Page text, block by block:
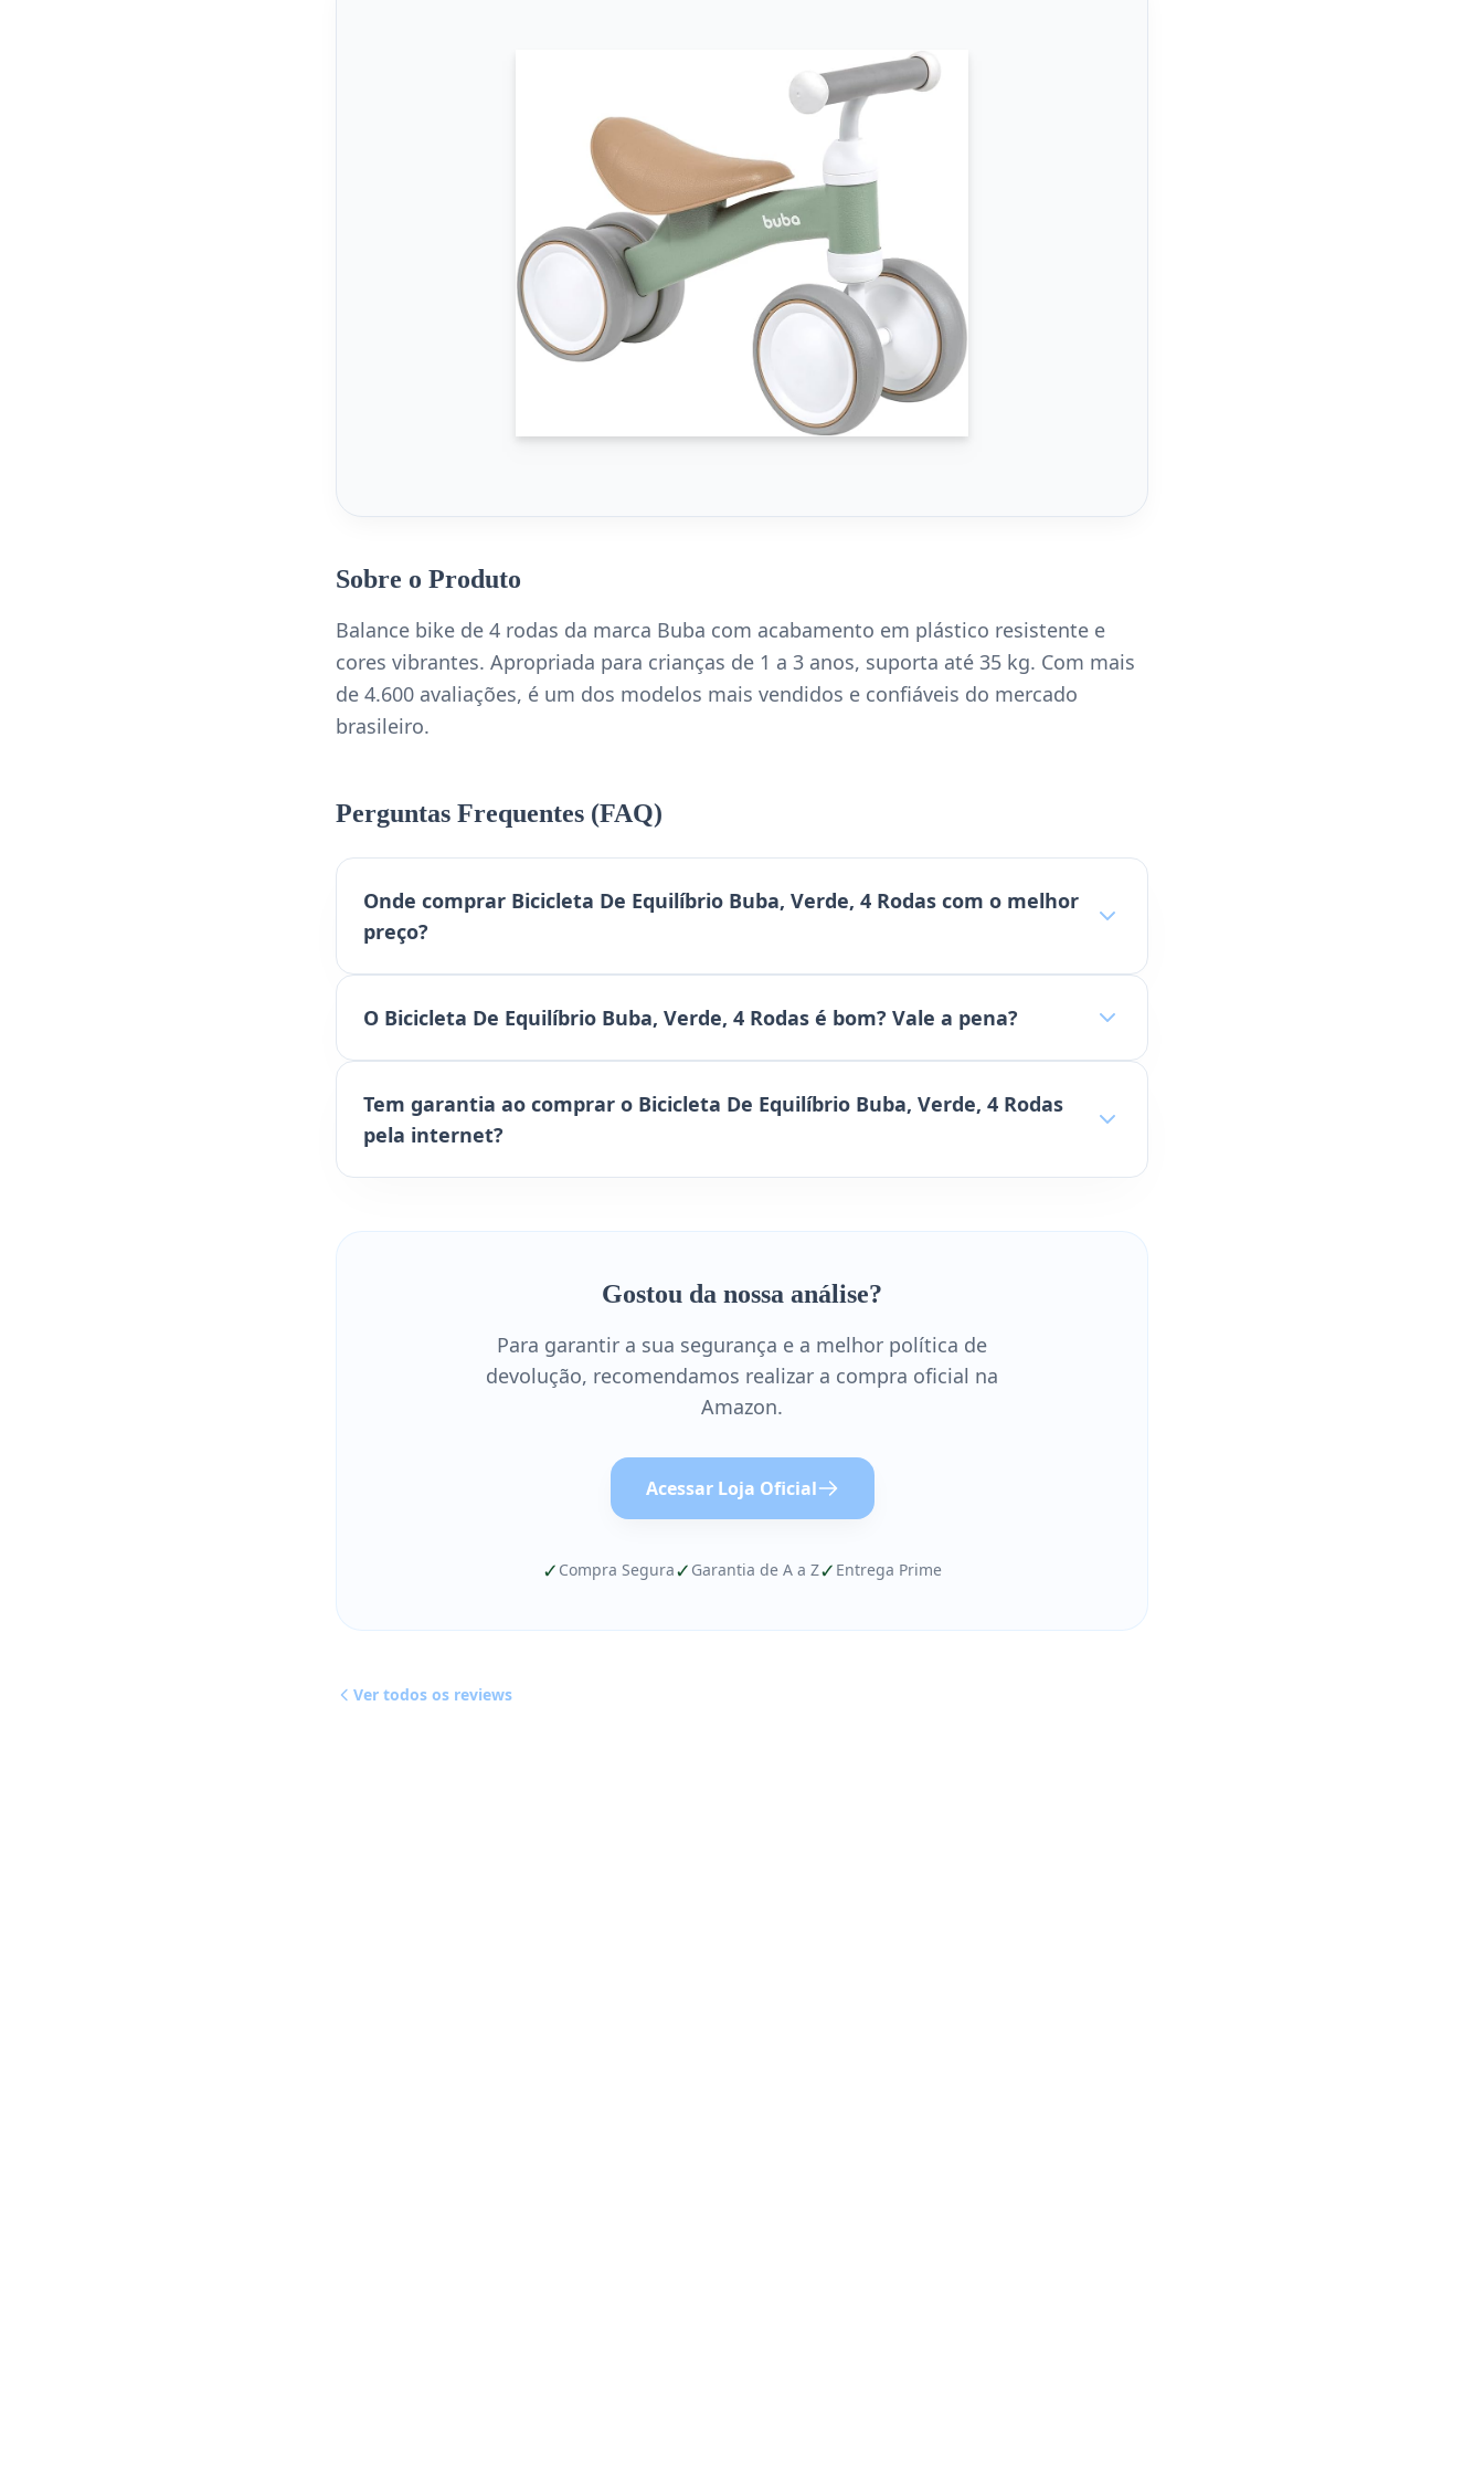
Sobre o Produto
Balance bike de 4 rodas da marca Buba com acabamento em plástico resistente e
cores vibrantes. Apropriada para crianças de 1 a 3 anos, suporta até 35 kg. Com mais
de 4.600 avaliações, é um dos modelos mais vendidos e confiáveis do mercado
brasileiro.
Perguntas Frequentes (FAQ)
Onde comprar Bicicleta De Equilíbrio Buba, Verde, 4 Rodas com o melhor
preço?
O Bicicleta De Equilíbrio Buba, Verde, 4 Rodas é bom? Vale a pena?
Tem garantia ao comprar o Bicicleta De Equilíbrio Buba, Verde, 4 Rodas
pela internet?
Gostou da nossa análise?
Para garantir a sua segurança e a melhor política de
devolução, recomendamos realizar a compra oficial na
Amazon.
Acessar Loja Oficial
✓ Compra Segura✓ Garantia de A a Z✓ Entrega Prime
Ver todos os reviews